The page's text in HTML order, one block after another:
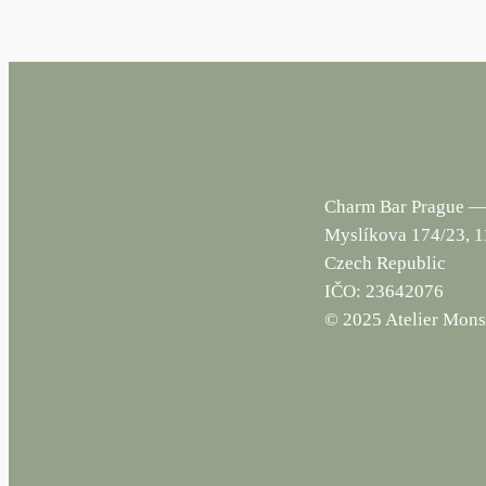
Charm Bar Prague
Myslíkova 174/23,
Czech Republic
IČO: 23642076
© 2025 Atelier